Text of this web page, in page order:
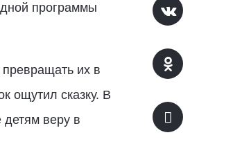
программы
их в
ощутил сказку. В
детям веру в